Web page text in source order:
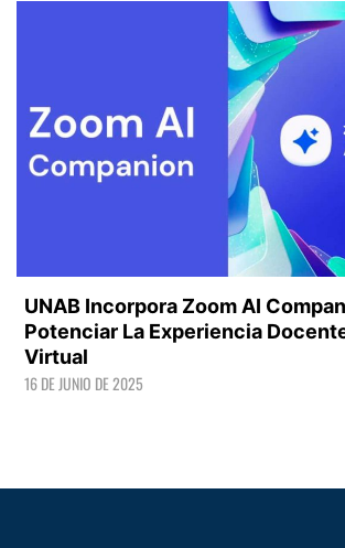
UNAB Incorpora Zoom AI
Potenciar La Experiencia
Virtual
16 DE JUNIO DE 2025